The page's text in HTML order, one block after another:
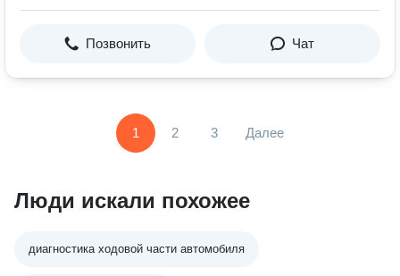
Позвонить Чат
1 2 3 Далее
Люди искали похожее
диагностика ходовой части автомобиля